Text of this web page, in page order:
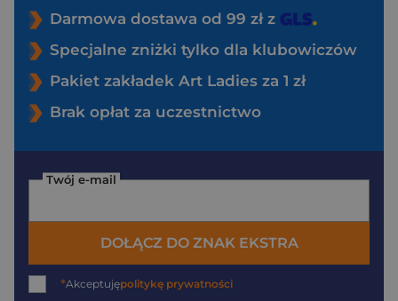
Darmowa dostawa od 99 zł z
Specjalne zniżki tylko dla klubowiczów
Pakiet zakładek Art Ladies za 1 zł
Brak opłat za uczestnictwo
Twój e-mail
DOŁĄCZ DO ZNAK EKSTRA
*Akceptujępolitykę prywatności